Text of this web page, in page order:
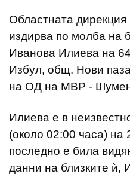
Областната
издирва по молба на
Иванова Илиева на
Избул, общ. Нови
на ОД на МВР -
Илиева е в
(около 02:00 часа) на
последно е била
данни на близките ѝ,